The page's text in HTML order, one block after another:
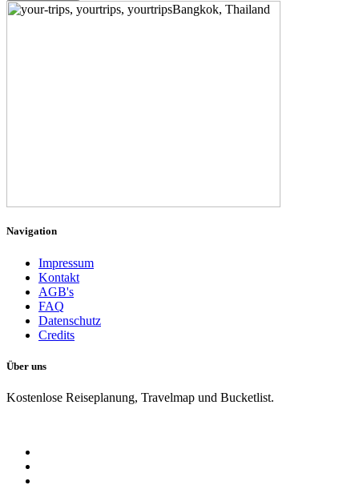
Navigation
Impressum
Kontakt
AGB's
FAQ
Datenschutz
Credits
Über uns
Kostenlose Reiseplanung, Travelmap und Bucketlist.